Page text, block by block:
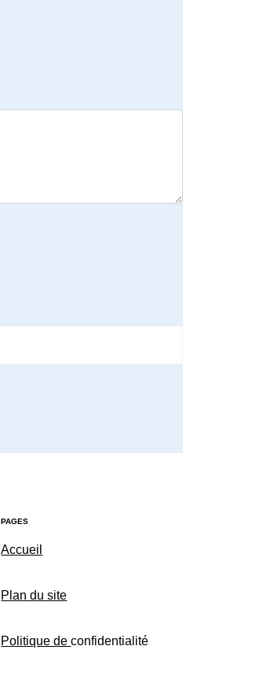
PAGES
Accueil
Plan du site
Politique deconfidentialité